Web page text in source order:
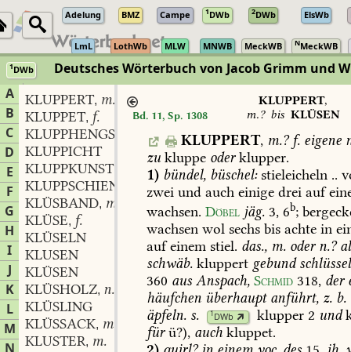
Adelung BMZ Campe 1DWb 2DWb ElsWb
LmL LothWb MLW MNWB MeckWB NMeckWB
1DWb Deutsches Wörterbuch von Jacob Grimm und
A
B
C
D
E
F
G
H
I
J
K
L
M
KLUPPERT, m.?
KLUPPET, f.
KLUPPHENGST
KLUPPICHT
KLUPPKUNST
KLUPPSCHIENE
KLÜSBAND, m.
KLÜSE, f.
KLÜSELN
KLUSEN
KLÜSEN
KLÜSHOLZ, n.
KLÜSLING
KLÜSSACK, m.
KLUSTER, m.
Bd. 11, Sp. 1308
KLUPPERT,
m.?bis KLÜSEN
KLUPPERT, m.? f.eigene
zu kluppe oderklupper.
1) bündel, büschel:stieleicheln ..
zwei und auch einige drei auf
wachsen. Döbel jäg. 3, 6b;
wachsen wol sechs bis achte in
aufeinem stiel. das., m. odern.?
schwäb. kluppert gebund
360 aus Anspach, Schmid 318, der
häufchen überhauptanführt, z. b.
äpfeln. s. 1DWb klupper 2 und
fürü?), auch kluppet.